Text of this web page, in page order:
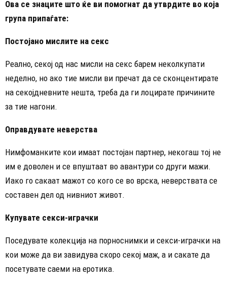
Ова се знаците што ќе ви помогнат да утврдите во која
група припаѓате:
Постојано мислите на секс
Реално, секој од нас мисли на секс барем неколкупати
неделно, но ако тие мисли ви пречат да се сконцентирате
на секојдневните нешта, треба да ги лоцирате причините
за тие нагони.
Оправдувате неверства
Нимфоманките кои имаат постојан партнер, некогаш тој не
им е доволен и се впуштаат во авантури со други мажи.
Иако го сакаат мажот со кого се во врска, неверствата се
составен дел од нивниот живот.
Купувате секси-играчки
Поседувате колекција на порноснимки и секси-играчки на
кои може да ви завидува скоро секој маж, а и сакате да
посетувате саеми на еротика.